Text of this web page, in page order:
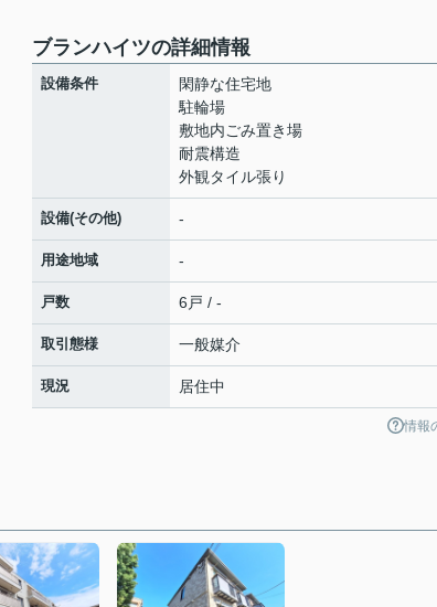
ブランハイツの詳細情報
設備条件
閑静な住宅地
駐輪場
敷地内ごみ置き場
耐震構造
外観タイル張り
設備(その他) -
用途地域 -
戸数 6戸 / -
取引態様 一般媒介
現況 居住中
情報